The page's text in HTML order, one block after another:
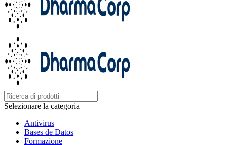
Selezionare la categoria
Antivirus
Bases de Datos
Formazione